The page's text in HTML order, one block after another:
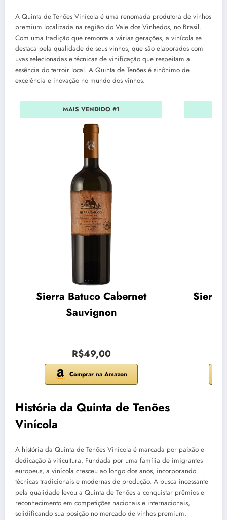
A Quinta de Tenões Vinícola é uma renomada produtora de vinhos
premium localizada na região do Vale dos Vinhedos, no Brasil.
Com uma tradição que remonta a várias gerações, a vinícola se
destaca pela qualidade de seus vinhos, que são elaborados com
uvas selecionadas e técnicas de vinificação que respeitam a
essência do terroir local. A Quinta de Tenões é sinônimo de
excelência e inovação no mundo dos vinhos.
MAIS VENDIDO #1
Sierra Batuco Cabernet
Sauvignon
R$49,00
Comprar na Amazon
Sierra
História da Quinta de Tenões
Vinícola
A história da Quinta de Tenões Vinícola é marcada por paixão e
dedicação à viticultura. Fundada por uma família de imigrantes
europeus, a vinícola cresceu ao longo dos anos, incorporando
técnicas tradicionais e modernas de produção. A busca incessante
pela qualidade levou a Quinta de Tenões a conquistar prêmios e
reconhecimento em competições nacionais e internacionais,
solidificando sua posição no mercado de vinhos premium.